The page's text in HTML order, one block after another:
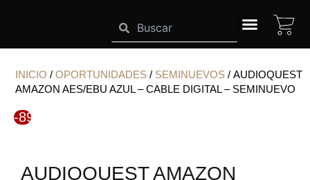
INICIO / OPORTUNIDADES / SEMINUEVOS / AUDIOQUEST
AMAZON AES/EBU AZUL – CABLE DIGITAL – SEMINUEVO
-89%
AUDIOQUEST AMAZON